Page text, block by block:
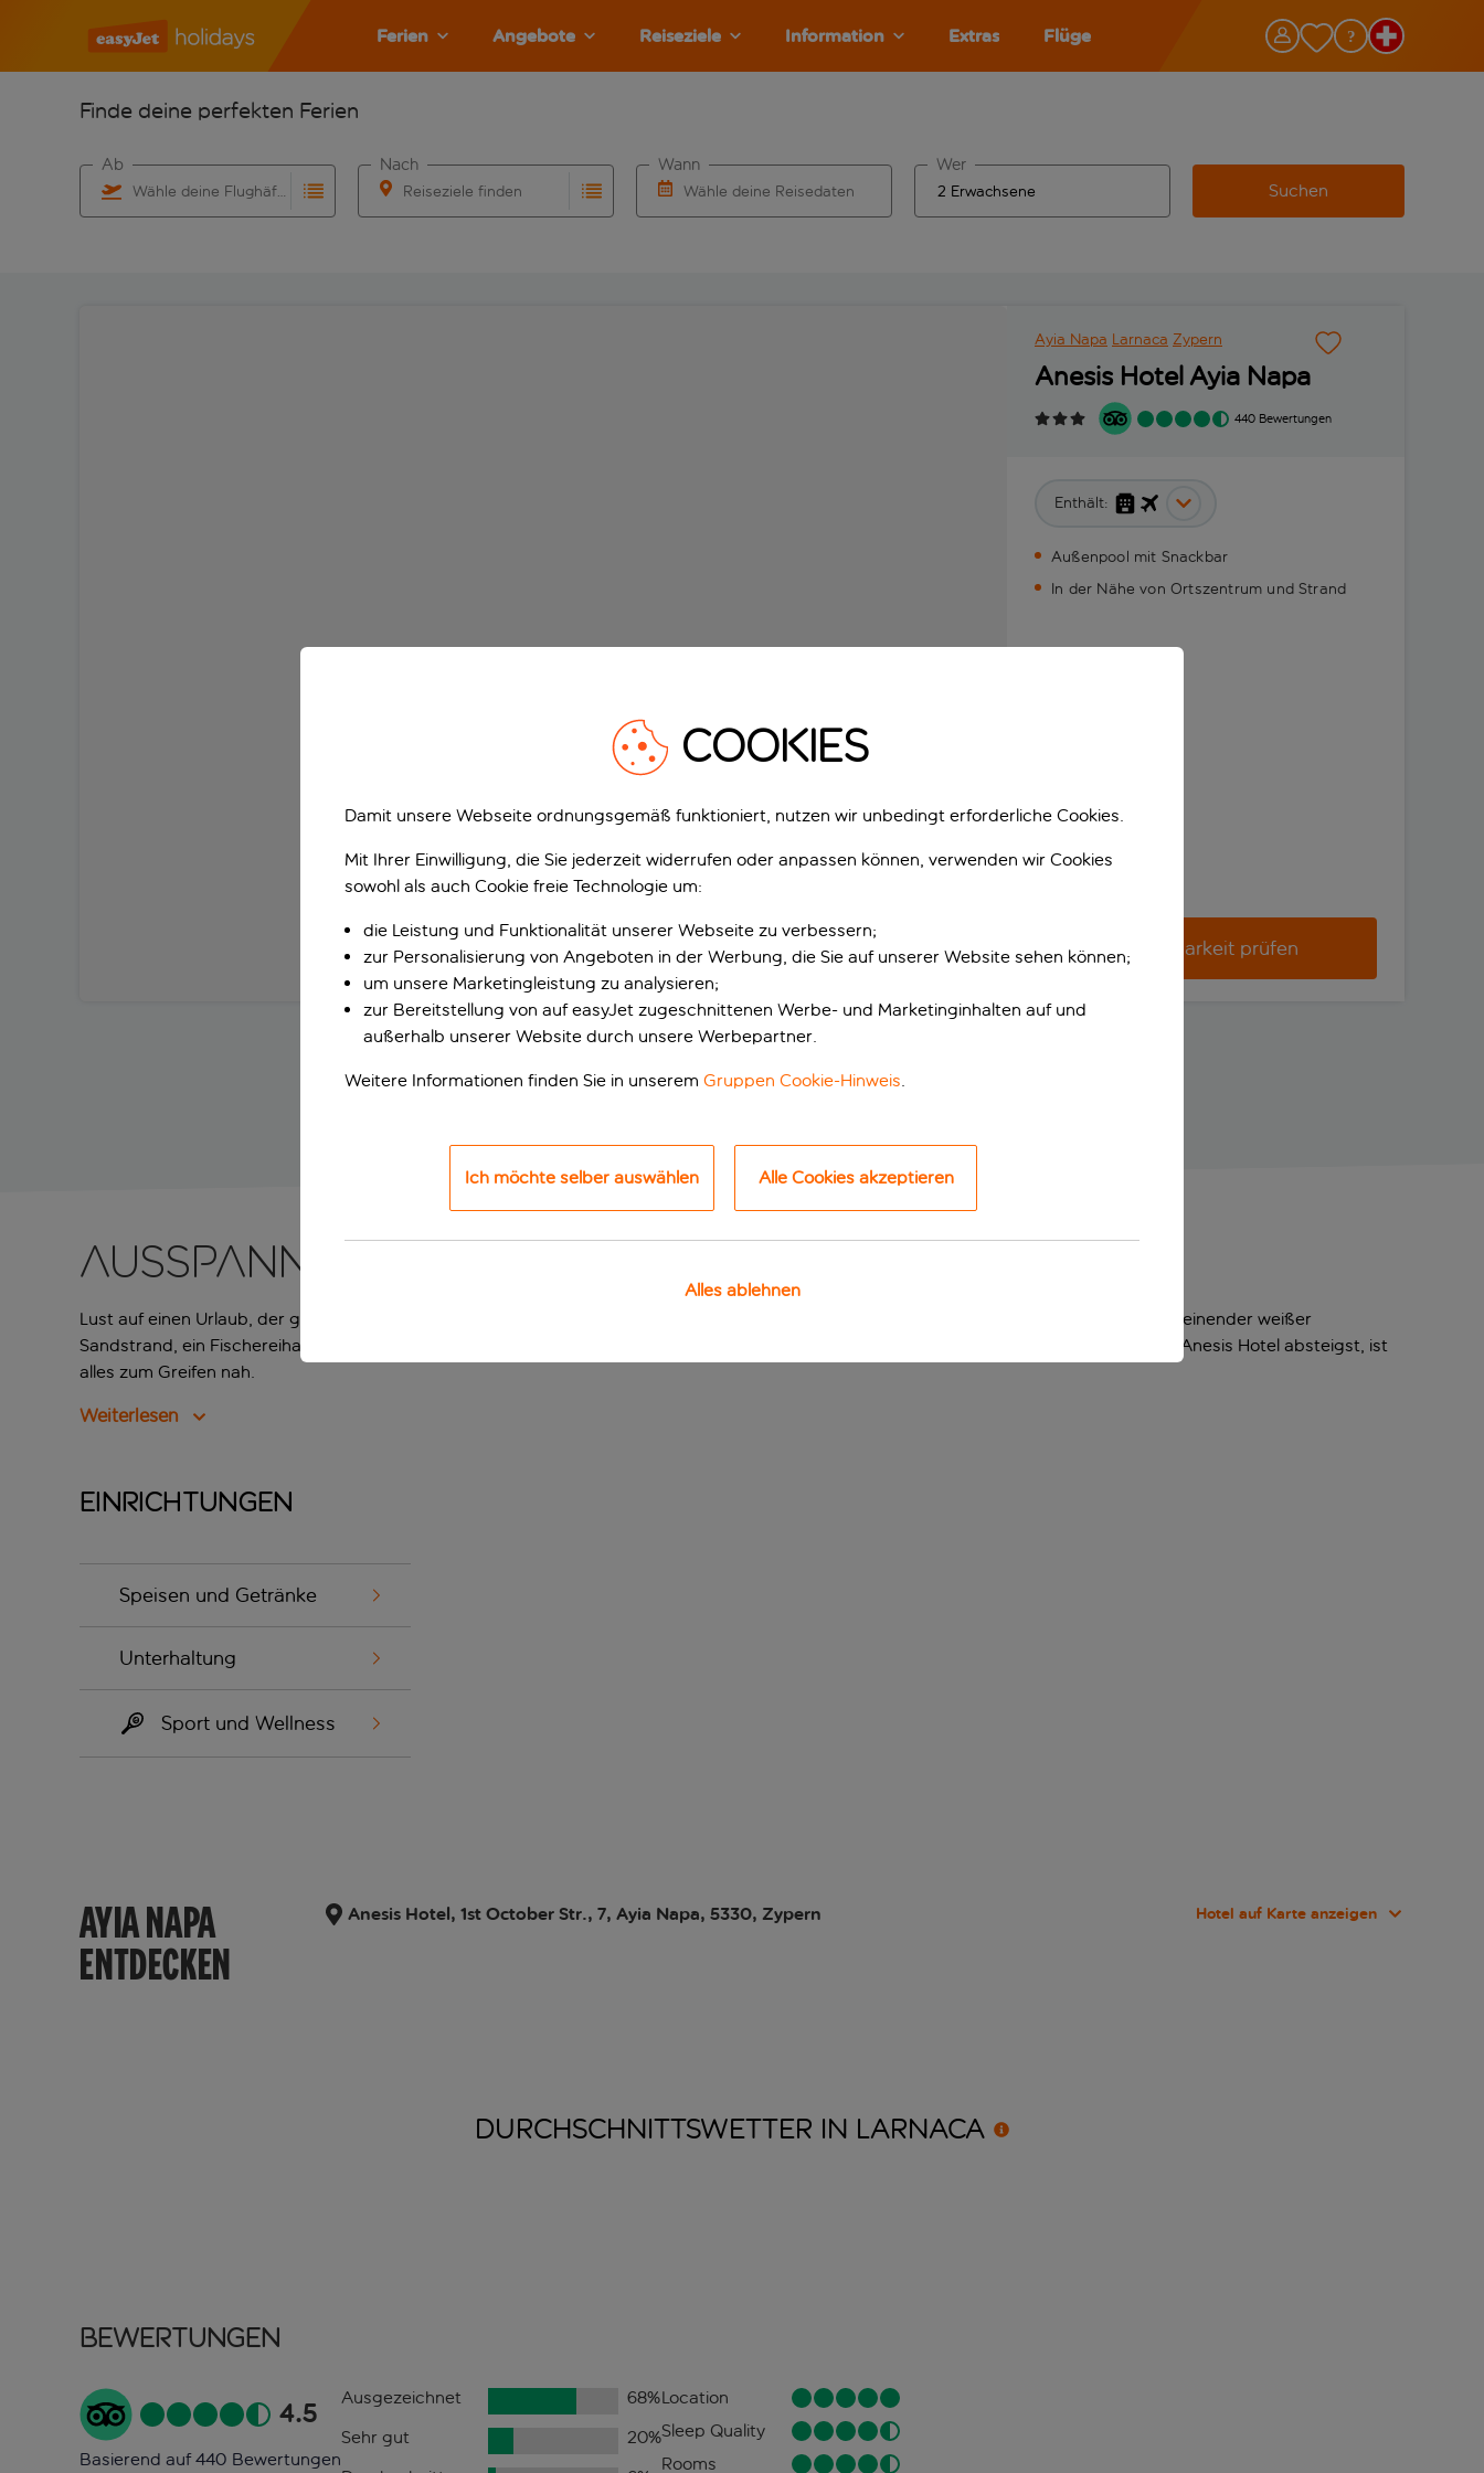
Ferien Angebote Reiseziele Information Extras Flüge
Finde deine perfekten Ferien
Wähle deine Flughäfen
Ab
Reiseziele finden
Nach
Wähle deine Reisedaten
Wann Wer
Suchen
Ayia Napa Larnaca Zypern
Anesis Hotel Ayia Napa
440 Bewertungen
Enthält:
Außenpool mit Snackbar
In der Nähe von Ortszentrum und Strand
Verfügbarkeit prüfen
Ausspannen in Ayia Napa
Lust auf einen Urlaub, der gleichermaßen entspannt und aktiv ist? Dann könnte Ayia Napa genau das Richtige für dich sein. Ein endlos scheinender weißer
Sandstrand, ein Fischereihafen und ein lebhaftes Urlaubszentrum bieten dir alle Zutaten für einen Urlaub mit Spaßfaktor. Und wenn du im Anesis Hotel absteigst, ist
alles zum Greifen nah.
Weiterlesen
Einrichtungen
Speisen und Getränke
Unterhaltung
Sport und Wellness
AYIA NAPA
ENTDECKEN
Anesis Hotel, 1st October Str., 7, Ayia Napa, 5330, Zypern Hotel auf Karte anzeigen
DURCHSCHNITTSWETTER IN LARNACA
Bewertungen
4.5
Basierend auf 440 Bewertungen
Ausgezeichnet 68%
Sehr gut
20%
Location
Sleep Quality
Rooms
COOKIES
Damit unsere Webseite ordnungsgemäß funktioniert, nutzen wir unbedingt erforderliche Cookies.
Mit Ihrer Einwilligung, die Sie jederzeit widerrufen oder anpassen können, verwenden wir Cookies
sowohl als auch Cookie freie Technologie um:
die Leistung und Funktionalität unserer Webseite zu verbessern;
zur Personalisierung von Angeboten in der Werbung, die Sie auf unserer Website sehen können;
um unsere Marketingleistung zu analysieren;
zur Bereitstellung von auf easyJet zugeschnittenen Werbe- und Marketinginhalten auf und
außerhalb unserer Website durch unsere Werbepartner.
Weitere Informationen finden Sie in unserem Gruppen Cookie-Hinweis.
Ich möchte selber auswählen Alle Cookies akzeptieren
Alles ablehnen